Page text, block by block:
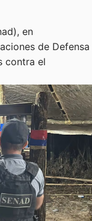
en
de Defensa
contra el